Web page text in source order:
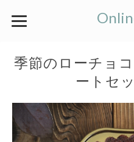
季節のローチョ
ートセ